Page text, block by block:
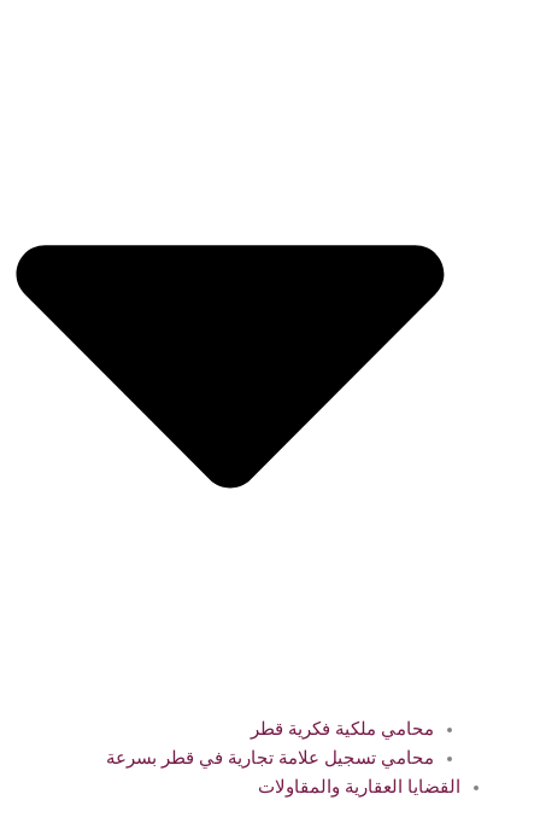
محامي ملكية فكرية قطر
محامي تسجيل علامة تجارية في قطر بسرعة
القضايا العقارية والمقاولات